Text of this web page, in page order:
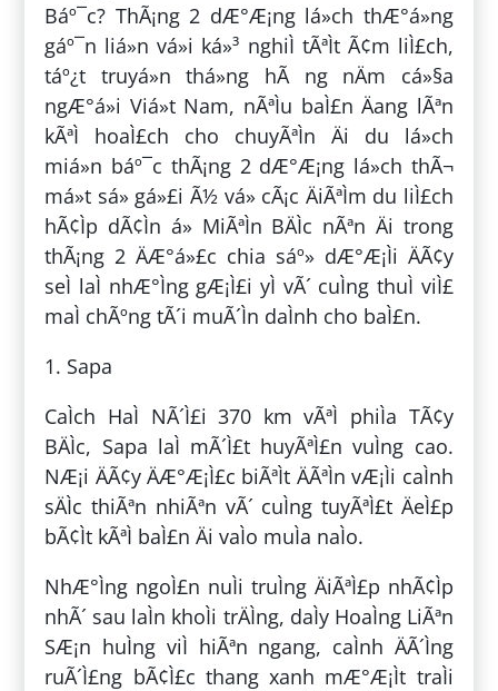
Báº¯c? ThÃ¡ng 2 dÆ°Æ¡ng lá»ch thÆ°á»ng
gáº¯n liá»n vá»i ká»³ nghiÌ tÃªÌt Ã¢m liÌ£ch,
táº¿t truyá»n thá»ng hÃ ng nÄm cá»§a
ngÆ°á»i Viá»t Nam, nÃªÌu baÌ£n Äang lÃªn
kÃªÌ hoaÌ£ch cho chuyÃªÌn Äi du lá»ch
miá»n báº¯c thÃ¡ng 2 dÆ°Æ¡ng lá»ch thÃ¬
má»t sá» gá»£i Ã½ vá» cÃ¡c ÄiÃªÌm du liÌ£ch
hÃ¢Ìp dÃ¢Ìn á» MiÃªÌn BÄÌc nÃªn Äi trong
thÃ¡ng 2 ÄÆ°á»£c chia sáº» dÆ°Æ¡Ìi ÄÃ¢y
seÌ laÌ nhÆ°Ìng gÆ¡Ì£i yÌ vÃ´ cuÌng thuÌ viÌ£
maÌ chÃºng tÃ´i muÃ´Ìn daÌnh cho baÌ£n.
1. Sapa
CaÌch HaÌ NÃ´Ì£i 370 km vÃªÌ phiÌa TÃ¢y
BÄÌc, Sapa laÌ mÃ´Ì£t huyÃªÌ£n vuÌng cao.
NÆ¡i ÄÃ¢y ÄÆ°Æ¡Ì£c biÃªÌt ÄÃªÌn vÆ¡Ìi caÌnh
sÄÌc thiÃªn nhiÃªn vÃ´ cuÌng tuyÃªÌ£t ÄeÌ£p
bÃ¢Ìt kÃªÌ baÌ£n Äi vaÌo muÌa naÌo.
NhÆ°Ìng ngoÌ£n nuÌi truÌng ÄiÃªÌ£p nhÃ¢Ìp
nhÃ´ sau laÌn khoÌi trÄÌng, daÌy HoaÌng LiÃªn
SÆ¡n huÌng viÌ hiÃªn ngang, caÌnh ÄÃ´Ìng
ruÃ´Ì£ng bÃ¢Ì£c thang xanh mÆ°Æ¡Ìt traÌi